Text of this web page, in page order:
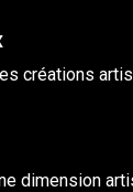
créations
dimension